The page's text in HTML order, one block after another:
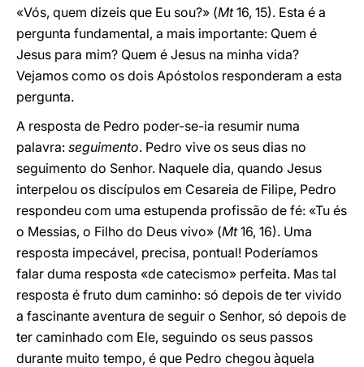
«Vós, quem dizeis que Eu sou?» (Mt16, 15). Esta é a
pergunta fundamental, a mais importante: Quem é
Jesus para mim? Quem é Jesus na minha vida?
Vejamos como os dois Apóstolos responderam a esta
pergunta.
A resposta de Pedro poder-se-ia resumir numa
palavra: seguimento. Pedro vive os seus dias no
seguimento do Senhor. Naquele dia, quando Jesus
interpelou os discípulos em Cesareia de Filipe, Pedro
respondeu com uma estupenda profissão de fé: «Tu és
o Messias, o Filho do Deus vivo» (Mt16, 16). Uma
resposta impecável, precisa, pontual! Poderíamos
falar duma resposta «de catecismo» perfeita. Mas tal
resposta é fruto dum caminho: só depois de ter vivido
a fascinante aventura de seguir o Senhor, só depois de
ter caminhado com Ele, seguindo os seus passos
durante muito tempo, é que Pedro chegou àquela